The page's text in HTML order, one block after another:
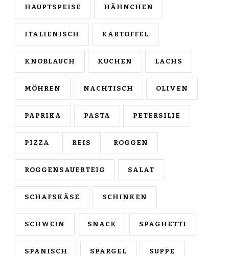
HAUPTSPEISE HÄHNCHEN
ITALIENISCH KARTOFFEL
KNOBLAUCH KUCHEN LACHS
MÖHREN NACHTISCH OLIVEN
PAPRIKA PASTA PETERSILIE
PIZZA REIS ROGGEN
ROGGENSAUERTEIG SALAT
SCHAFSKÄSE SCHINKEN
SCHWEIN SNACK SPAGHETTI
SPANISCH SPARGEL SUPPE